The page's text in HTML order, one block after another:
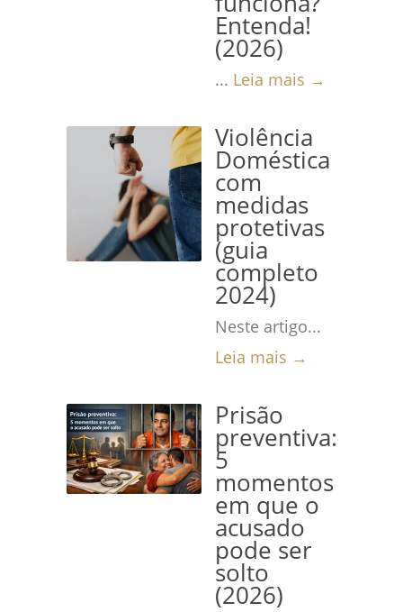
Entenda!
(2026)
... Leia mais →
Violência
Doméstica
com
medidas
protetivas
(guia
completo
2024)
Neste artigo...
Leia mais →
Prisão
preventiva:
5
momentos
em que o
acusado
pode ser
solto
(2026)